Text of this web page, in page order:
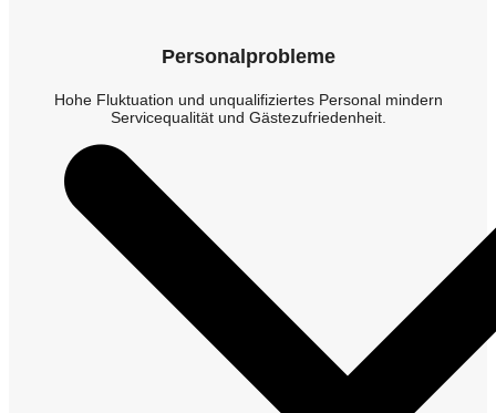
Personalprobleme
Hohe Fluktuation und unqualifiziertes Personal mindern
Servicequalität und Gästezufriedenheit.